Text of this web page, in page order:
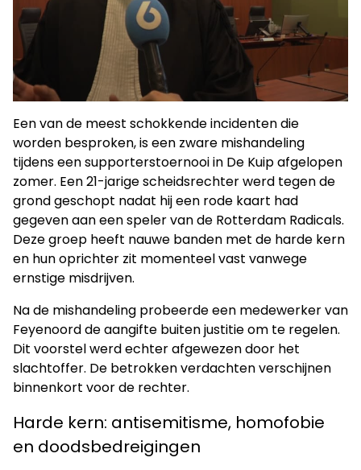
Een van de meest schokkende incidenten die
worden besproken, is een zware mishandeling
tijdens een supporterstoernooi in De Kuip afgelopen
zomer. Een 21-jarige scheidsrechter werd tegen de
grond geschopt nadat hij een rode kaart had
gegeven aan een speler van de Rotterdam Radicals.
Deze groep heeft nauwe banden met de harde kern
en hun oprichter zit momenteel vast vanwege
ernstige misdrijven.
Na de mishandeling probeerde een medewerker van
Feyenoord de aangifte buiten justitie om te regelen.
Dit voorstel werd echter afgewezen door het
slachtoffer. De betrokken verdachten verschijnen
binnenkort voor de rechter.
Harde kern: antisemitisme, homofobie
en doodsbedreigingen